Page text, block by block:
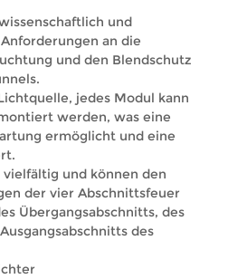
und
an die
und den Blendschutz
jedes Modul kann
werden, was eine
ermöglicht und eine
und können den
der vier Abschnittsfeuer
Übergangsabschnitts, des
des